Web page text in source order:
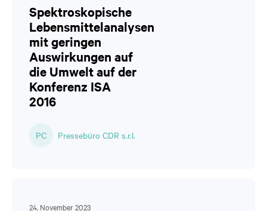
Spektroskopische
Lebensmittelanalysen
mit geringen
Auswirkungen auf
die Umwelt auf der
Konferenz ISA
2016
PC Pressebüro CDR s.r.l.
24. November 2023